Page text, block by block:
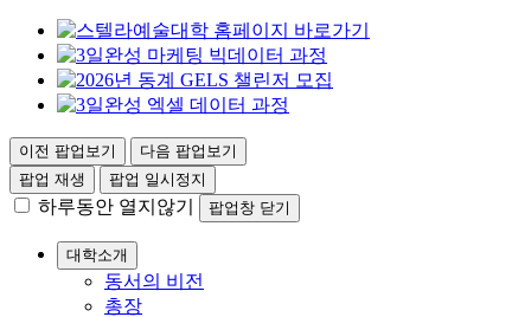
이전 팝업보기
다음 팝업보기
팝업 재생
팝업 일시정지
하루동안 열지않기 팝업창 닫기
대학소개
동서의 비전
총장